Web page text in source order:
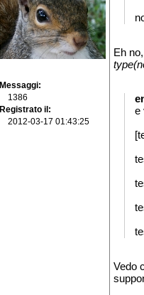
Messaggi
1386
Registrato il
2012-03-17 01:43:25
Eh
e
Vedo